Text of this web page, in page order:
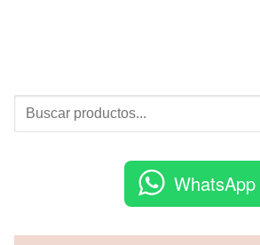
Buscar
WhatsApp